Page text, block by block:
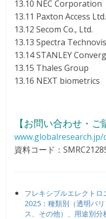
13.10 NEC Corporation
13.11 Paxton Access Ltd.
13.12 Secom Co., Ltd.
13.13 Spectra
13.14 STANLEY
13.15 Thales Group
13.16 NEXT biometrics
【お問い合わせ・ご
資料コード：
フレキシブルエレクト
2025：種類別（透明バ
ス、その他）、用途別分